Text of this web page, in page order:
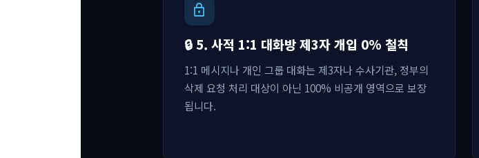
lock
🔒 5. 사적 1:1 대화방 제3자 개입 0% 철칙
1:1 메시지나 개인 그룹 대화는 제3자나 수사기관, 정부의
삭제 요청 처리 대상이 아닌 100% 비공개 영역으로 보장
됩니다.